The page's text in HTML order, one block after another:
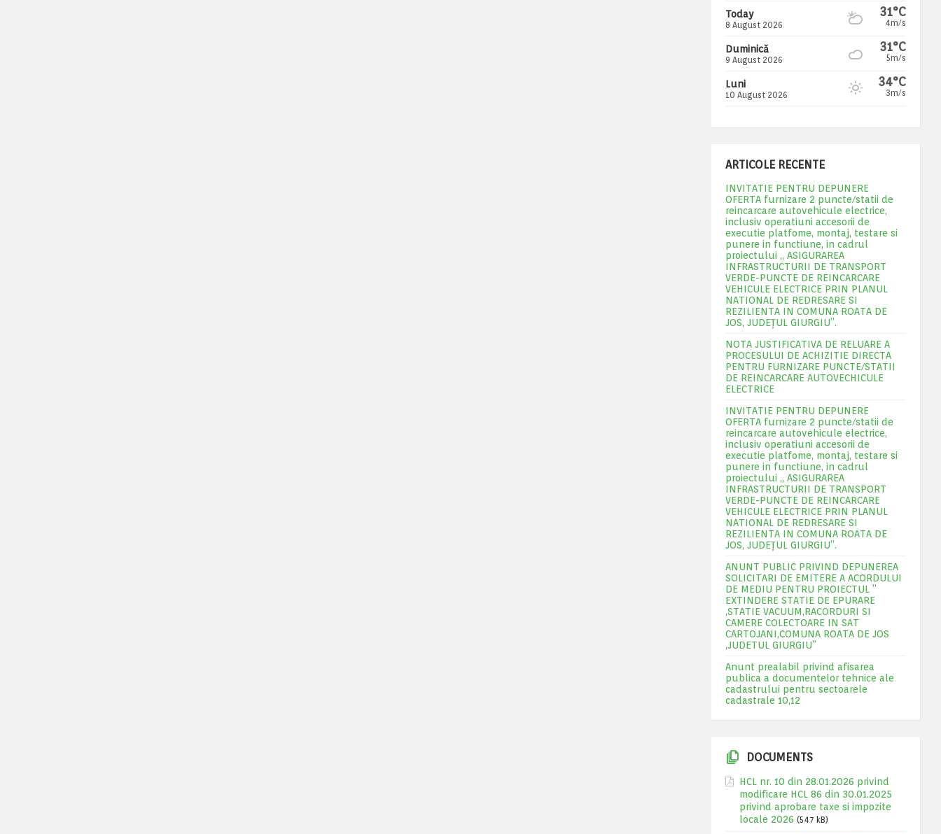
Today
8 August 2026
31°C
4m/s
Duminică
9 August 2026
31°C
5m/s
Luni
10 August 2026
34°C
3m/s
ARTICOLE RECENTE
INVITATIE PENTRU DEPUNERE
OFERTA furnizare 2 puncte/statii de
reincarcare autovehicule electrice,
inclusiv operatiuni accesorii de
executie platfome, montaj, testare si
punere in functiune, in cadrul
proiectului „ ASIGURAREA
INFRASTRUCTURII DE TRANSPORT
VERDE-PUNCTE DE REINCARCARE
VEHICULE ELECTRICE PRIN PLANUL
NATIONAL DE REDRESARE SI
REZILIENTA IN COMUNA ROATA DE
JOS, JUDEŢUL GIURGIU”.
NOTA JUSTIFICATIVA DE RELUARE A
PROCESULUI DE ACHIZITIE DIRECTA
PENTRU FURNIZARE PUNCTE/STATII
DE REINCARCARE AUTOVECHICULE
ELECTRICE
INVITATIE PENTRU DEPUNERE
OFERTA furnizare 2 puncte/statii de
reincarcare autovehicule electrice,
inclusiv operatiuni accesorii de
executie platfome, montaj, testare si
punere in functiune, in cadrul
proiectului „ ASIGURAREA
INFRASTRUCTURII DE TRANSPORT
VERDE-PUNCTE DE REINCARCARE
VEHICULE ELECTRICE PRIN PLANUL
NATIONAL DE REDRESARE SI
REZILIENTA IN COMUNA ROATA DE
JOS, JUDEŢUL GIURGIU”.
ANUNT PUBLIC PRIVIND DEPUNEREA
SOLICITARI DE EMITERE A ACORDULUI
DE MEDIU PENTRU PROIECTUL ”
EXTINDERE STATIE DE EPURARE
,STATIE VACUUM,RACORDURI SI
CAMERE COLECTOARE IN SAT
CARTOJANI,COMUNA ROATA DE JOS
,JUDETUL GIURGIU”
Anunt prealabil privind afisarea
publica a documentelor tehnice ale
cadastrului pentru sectoarele
cadastrale 10,12
DOCUMENTS
HCL nr. 10 din 28.01.2026 privind
modificare HCL 86 din 30.01.2025
privind aprobare taxe si impozite
locale 2026 (547 kB)